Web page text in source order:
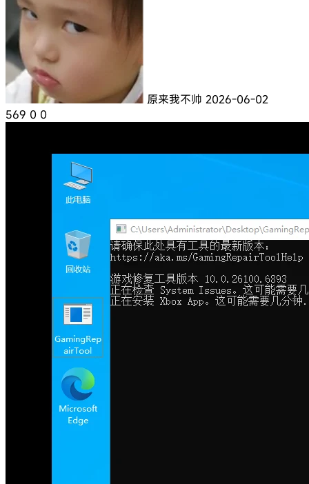
原来我不帅 2026-06-02
569 0 0